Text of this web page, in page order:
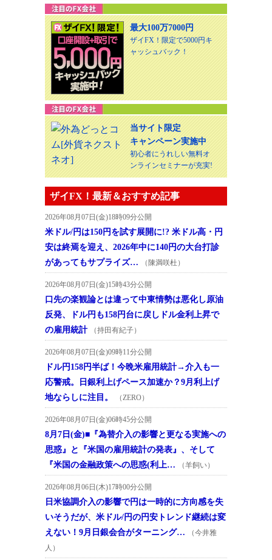
最大100万7000円
ザイFX！限定で5000円キ
ャッシュバック！
当サイト限定
キャンペーン実施中
初心者にうれしい無料オ
ンラインセミナーが充実!
ザイFX！最新＆おすすめ記事
2026年08月07日(金)18時09分公開
米ドル/円は150円を試す展開に!? 米ドル高・円
安は終焉を迎え、2026年中に140円の大台打診
があってもサプライズ…
（陳満咲杜）
2026年08月07日(金)15時43分公開
口先の楽観論とは違って中東情勢は悪化し原油
反発、ドル円も158円台に戻しドル金利上昇で
の雇用統計
（持田有紀子）
2026年08月07日(金)09時11分公開
ドル円158円半ば！今晩米雇用統計→介入も一
応警戒。日銀利上げペース加速か？9月利上げ
地ならしに注目。
（ZERO）
2026年08月07日(金)06時45分公開
8月7日(金)■『為替介入の影響と更なる実施への
思惑』と『米国の雇用統計の発表』、そして
『米国の金融政策への思惑(利上…
（羊飼い）
2026年08月06日(木)17時00分公開
日米協調介入の影響で円は一時的に方向感を失
いそうだが、米ドル/円の円安トレンド継続は変
えない！9月日銀会合がターニング…
（今井雅
人）